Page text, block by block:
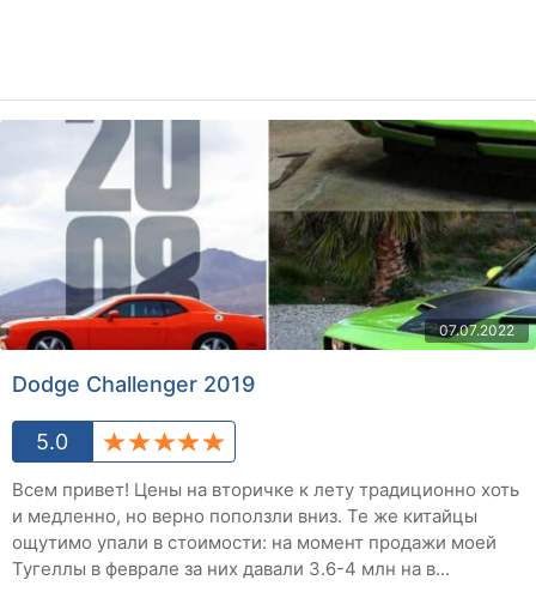
07.07.2022
Dodge Challenger 2019
5.0
Всем привет! Цены на вторичке к лету традиционно хоть
и медленно, но верно поползли вниз. Те же китайцы
ощутимо упали в стоимости: на момент продажи моей
Тугеллы в феврале за них давали 3.6-4 млн на в...